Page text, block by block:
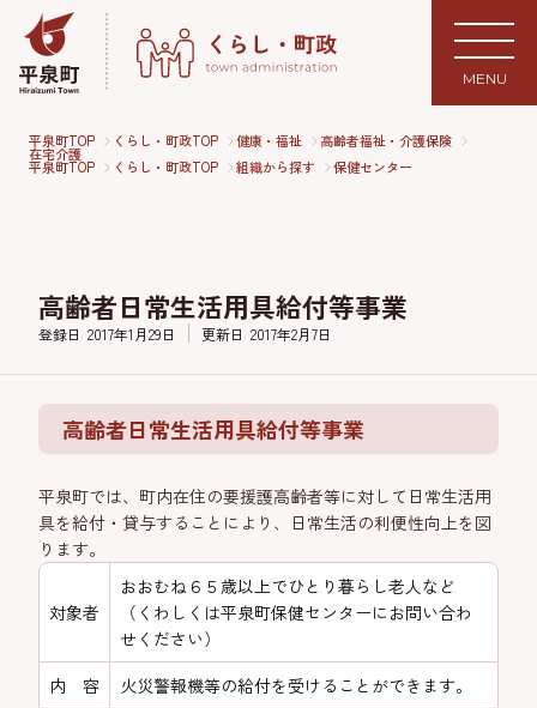
MENU
平泉町TOP くらし・町政TOP 健康・福祉 高齢者福祉・介護保険
在宅介護
平泉町TOP くらし・町政TOP 組織から探す 保健センター
高齢者日常生活用具給付等事業
登録日 2017年1月29日 更新日 2017年2月7日
高齢者日常生活用具給付等事業
平泉町では、町内在住の要援護高齢者等に対して日常生活用
具を給付・貸与することにより、日常生活の利便性向上を図
ります。
対象者
おおむね６５歳以上でひとり暮らし老人など
（くわしくは平泉町保健センターにお問い合わ
せください）
内 容
火災警報機等の給付を受けることができます。